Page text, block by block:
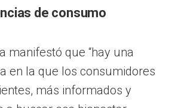
de consumo
manifestó que “hay una
en la que los consumidores
más informados y